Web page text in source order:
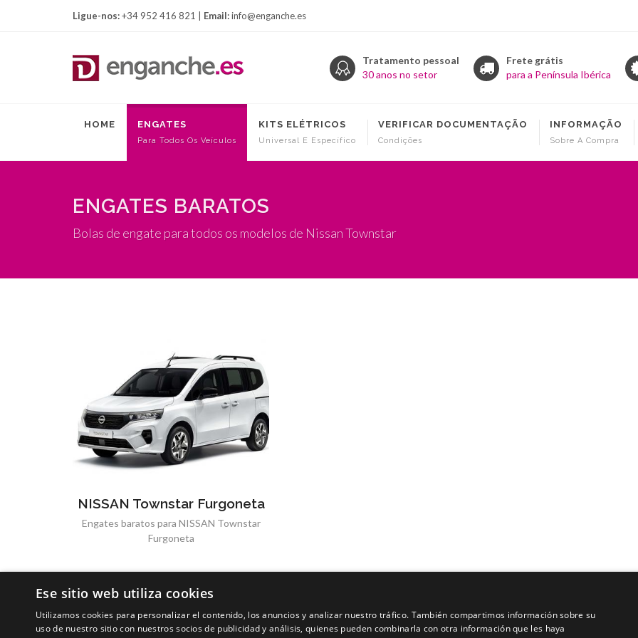
Ligue-nos:+34 952 416 821 | Email:info@enganche.es
Tratamento pessoal
30 anos no setor
Frete grátis
para a Península Ibérica
HOME ENGATES
Para Todos Os Veículos
KITS ELÉTRICOS
Universal E Específico
VERIFICAR DOCUMENTAÇÃO
Condições
INFORMAÇÃO
Sobre A Compra
ENGATES BARATOS
Bolas de engate para todos os modelos de Nissan Townstar
NISSAN Townstar Furgoneta
Engates baratos para NISSAN Townstar
Furgoneta
Ese sitio web utiliza cookies
Utilizamos cookies para personalizar el contenido, los anuncios y analizar nuestro tráfico. También compartimos información sobre su
uso de nuestro sitio con nuestros socios de publicidad y análisis, quienes pueden combinarla con otra información que les haya